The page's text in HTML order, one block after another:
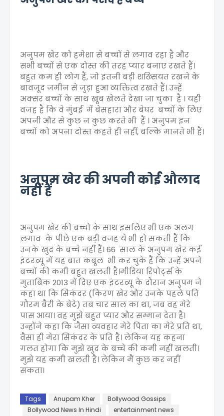
अनुपम खेर को हमेशा से बच्चों से लगाव रहा है और
सभी बच्चों से एक दोस्त की तरह प्यार बनाए रखते हैं।
बहुत कम ही लोग हैं, जो इतनी बड़ी शख्सियत रखने के
बावजूद जमीन से जुड़ा हुआ व्यक्तित्व रखते हैं। उन्हें
अक्सर बच्चों के साथ खूब खेलते देखा जा चुका है । यही
वजह है कि वे मुंबई में बेसहारा और बेघर बच्चों के लिए
अपनी और से कुछ न कुछ करते भी हैं । अनुपम इन
बच्चों को अपना दोस्त कहते ही नहीं, बल्कि मानते भी हैं।
अनुपम खेर की अपनी कोई औलाद
नहीं हैं
अनुपम खेर की बच्चो के साथ इसलिए भी एक अलग
लगाव के पीछे एक बड़ी वजह ये भी हो सकती हैं कि
उनके खुद के बच्चे नहीं हैं। 66 साल के अनुपम खेर कई
इंटरव्यू में यह बात कबूल भी कर चुके हैं कि उन्हें अपने
बच्चों की कमी बहुत खलती है।मीडिया रिपोर्ट्स के
मुताबिक 2013 में दिए एक इंटरव्यू के दौरान अनुपम ने
कहा था कि सिकंदर (किरण खेर और उनके पहले पति
गौरम बैरी के बेटे) तब चार साल का था, जब वह मेरे
पास आया। वह मुझे बहुत प्यार और सम्मान देता है।
उन्होंने कहा कि जैसा व्यवहार मेरे पिता का मेरे प्रति था,
वैसा ही मेरा सिकंदर के प्रति है। लेकिन यह कहना
गलत होगा कि मुझे खुद के बच्चे की कमी नहीं खलती।
मुझे यह कमी खलती है। लेकिन मैं कुछ कर नहीं
सकता।
Tags Anupam Kher
Bollywood Gossips
Bollywood News In Hindi
entertainment news